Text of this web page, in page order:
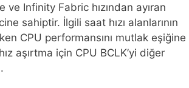
ve Infinity Fabric hızından ayıran
sahiptir. İlgili saat hızı alanlarının
CPU performansını mutlak eşiğine
aşırtma için CPU BCLK’yi diğer